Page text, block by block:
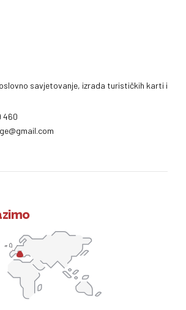
savjetovanje, izrada turističkih karti i
460